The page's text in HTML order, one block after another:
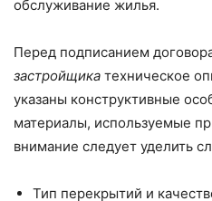
обслуживание жилья.
Перед подписанием
застройщика техническое
указаны конструктивные
материалы, используемые
внимание следует уделить
Тип перекрытий и